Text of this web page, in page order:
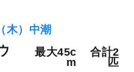
木）中潮
最大45c
m
合計2
匹